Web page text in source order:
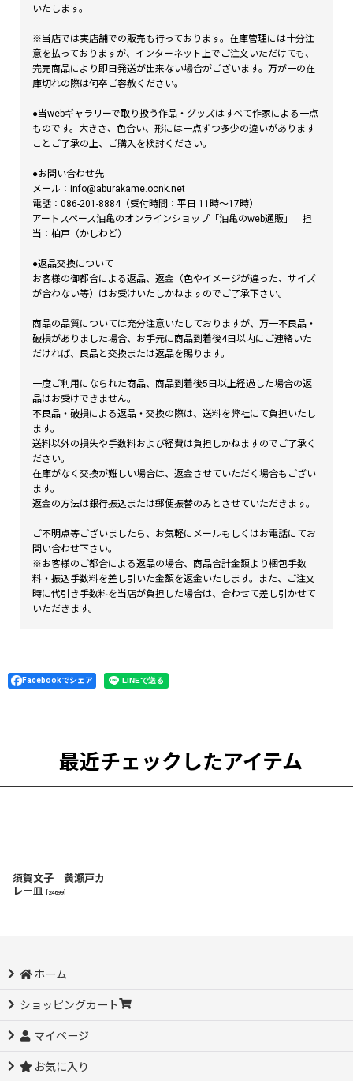
いたします。
※当店では実店舗での販売も行っております。在庫管理には十分注
意を払っておりますが、インターネット上でご注文いただけても、
完売商品により即日発送が出来ない場合がございます。万が一の在
庫切れの際は何卒ご容赦ください。
●当webギャラリーで取り扱う作品・グッズはすべて作家による一点
ものです。大きさ、色合い、形には一点ずつ多少の違いがあります
ことご了承の上、ご購入を検討ください。
●お問い合わせ先
メール：info@aburakame.ocnk.net
電話：086-201-8884（受付時間：平日 11時〜17時）
アートスペース油亀のオンラインショップ「油亀のweb通販」 担
当：柏戸（かしわど）
●返品交換について
お客様の御都合による返品、返金（色やイメージが違った、サイズ
が合わない等）はお受けいたしかねますのでご了承下さい。
商品の品質については充分注意いたしておりますが、万一不良品・
破損がありました場合、お手元に商品到着後4日以内にご連絡いた
だければ、良品と交換または返品を賜ります。
一度ご利用になられた商品、商品到着後5日以上経過した場合の返
品はお受けできません。
不良品・破損による返品・交換の際は、送料を弊社にて負担いたし
ます。
送料以外の損失や手数料および経費は負担しかねますのでご了承く
ださい。
在庫がなく交換が難しい場合は、返金させていただく場合もござい
ます。
返金の方法は銀行振込または郵便振替のみとさせていただきます。
ご不明点等ございましたら、お気軽にメールもしくはお電話にてお
問い合わせ下さい。
※お客様のご都合による返品の場合、商品合計金額より梱包手数
料・振込手数料を差し引いた金額を返金いたします。また、ご注文
時に代引き手数料を当店が負担した場合は、合わせて差し引かせて
いただきます。
Facebookでシェア
最近チェックしたアイテム
須賀文子 黄瀬戸カ
レー皿
24699
ホーム
ショッピングカート
マイページ
お気に入り